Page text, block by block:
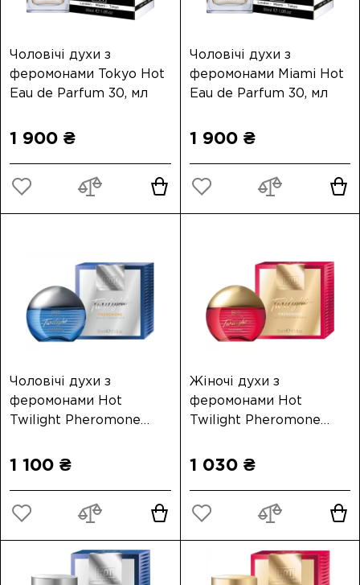
Чоловічі духи з
феромонами Tokyo Hot
Eau de Parfum 30, мл
1 900 ₴
Чоловічі духи з
феромонами Miami Hot
Eau de Parfum 30, мл
1 900 ₴
Чоловічі духи з
феромонами Hot
Twilight Pheromone
1 100 ₴
Жіночі духи з
феромонами Hot
Twilight Pheromone
1 030 ₴